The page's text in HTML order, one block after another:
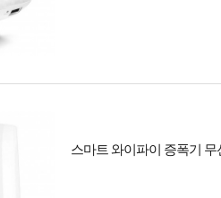
스마트 와이파이 증폭기 무